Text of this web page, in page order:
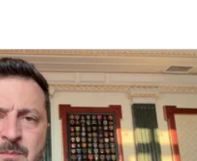
Зеленський про
санкції проти Росії й
до спільного проєкту